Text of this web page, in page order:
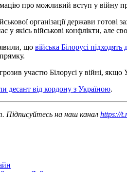
про можливий вступ у війну
організації держави
у якісь військові конфлікти,
що війська Білорусі
участю Білорусі у війні, якщо
десант від кордону з Україною.
Підписуйтесь на наш канал https://